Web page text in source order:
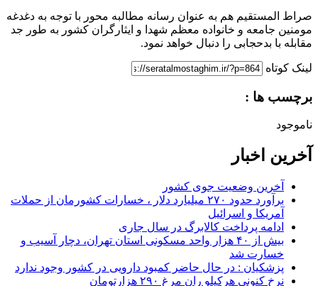
صراط المستقیم هم به عنوان رسانه مطالبه محور با توجه به دغدغه
مومنین جامعه و خانواده معظم شهدا و ایثارگران کشور به طور جد
مقابله با بدحجابی را دنبال خواهد نمود.
لینک کوتاه
برچسب ها :
ناموجود
آخرین اخبار
آخرین وضعیت جوی کشور
برآورد حدود ۲۷۰ میلیارد دلار ، خسارات کشورمان از حملات
آمریکا و اسرائیل
ادامه پرداخت کالابرگ در سال جاری
بیش از ۴۰ هزار واحد مسکونی استان تهران، دچار آسیب و
خسارت شد
پزشکیان : در حال حاضر کمبود دارویی در کشور وجود ندارد
نرخ کنونی هرکیلو ران مرغ ۲۹۰ هزارتومان